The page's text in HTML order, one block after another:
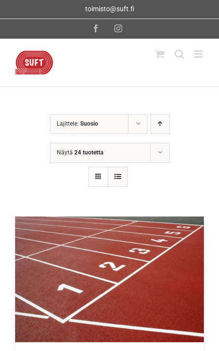
toimisto@suft.fi
FacebookInstagram
Lajittele: Suosio
Näytä 24 tuotetta